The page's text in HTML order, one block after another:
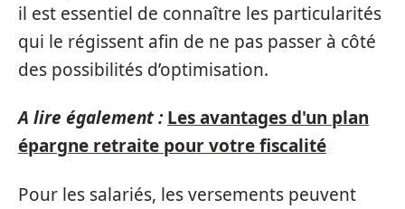
il est essentiel de connaître les particularités
qui le régissent afin de ne pas passer à côté
des possibilités d’optimisation.
A lire également : Les avantages d'un plan
épargne retraite pour votre fiscalité
Pour les salariés, les versements peuvent